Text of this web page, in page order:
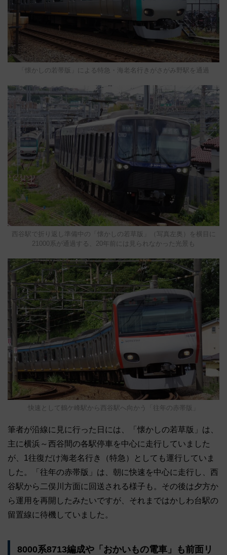
「懐かしの若帯版」による特急・海老名行きがさがみ野駅を通過
西谷駅で折り返し準備中の「懐かしの若草版」（写真左奥）を横目に
21000系が通過する、20年前には見られなかった光景も
快速として鶴ケ峰駅から西谷駅へ向かう「往年の赤帯版」
筆者が沿線に見に行った日には、「懐かしの若草版」は、
主に横浜～西谷間の各駅停車を中心に走行していました
が、1往復だけ海老名行き（特急）としても運行していま
した。「往年の赤帯版」は、朝に快速を中心に走行し、西
谷駅から二俣川方面に回送される様子も。その後は夕方か
ら運用を再開したみたいですが、それまではかしわ台駅の
留置線に待機していました。
8000系8713編成や「おかいもの電車」も前面リ